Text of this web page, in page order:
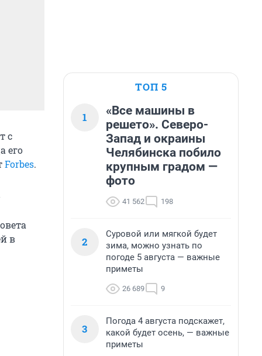
с
его
Forbes.
в
ТОП 5
1
«Все машины в
решето». Северо-
Запад и окраины
Челябинска побило
крупным градом —
фото
41 562 198
2
Суровой или мягкой будет
зима, можно узнать по
погоде 5 августа — важные
приметы
26 689 9
3
Погода 4 августа подскажет,
какой будет осень, — важные
приметы